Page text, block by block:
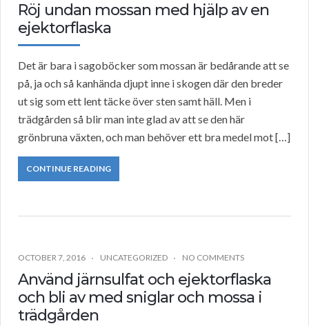
Röj undan mossan med hjälp av en
ejektorflaska
Det är bara i sagoböcker som mossan är bedårande att se
på, ja och så kanhända djupt inne i skogen där den breder
ut sig som ett lent täcke över sten samt häll. Men i
trädgården så blir man inte glad av att se den här
grönbruna växten, och man behöver ett bra medel mot […]
CONTINUE READING
OCTOBER 7, 2016 UNCATEGORIZED NO COMMENTS
Använd järnsulfat och ejektorflaska
och bli av med sniglar och mossa i
trädgården